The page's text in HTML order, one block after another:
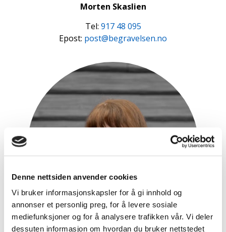
Denne nettsiden anvender cookies
Vi bruker informasjonskapsler for å gi innhold og
annonser et personlig preg, for å levere sosiale
mediefunksjoner og for å analysere trafikken vår. Vi deler
dessuten informasjon om hvordan du bruker nettstedet
Morten Skaslien
Tel: 917 48 095
Epost: post@begravelsen.no